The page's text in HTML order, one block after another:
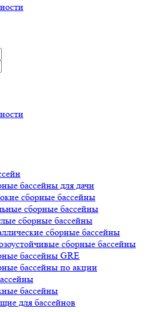
бассейны для дачи
сборные бассейны
сборные бассейны
сборные бассейны
сборные бассейны
сборные бассейны
бассейны GRE
бассейны по акции
бассейны
для бассейнов